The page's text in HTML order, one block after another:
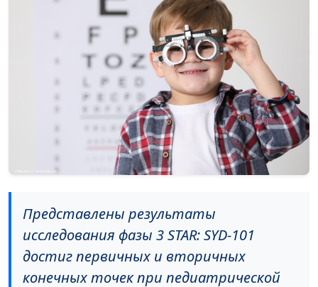
Представлены результаты
исследования фазы 3 STAR: SYD-101
достиг первичных и вторичных
конечных точек при педиатрической